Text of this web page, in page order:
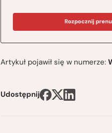
Rozpocznij
Artykuł pojawił się w numerze:
Udostępnij